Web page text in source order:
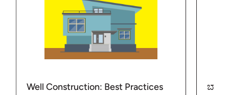
Well Construction: Best Practices
ಬಾವಿ